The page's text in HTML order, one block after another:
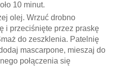
10 minut.
olej. Wrzuć drobno
i przeciśnięte przez praskę
do zeszklenia. Patelnię
mascarpone, mieszaj do
połączenia się